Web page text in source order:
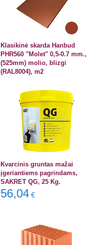
Klasikinė skarda Hanbud
PHR560 "Molet" 0,5-0.7 mm.,
(525mm) molio, blizgi
(RAL8004), m2
Kvarcinis gruntas mažai
įgeriantiems pagrindams,
SAKRET QG, 25 Kg.
56,04 €